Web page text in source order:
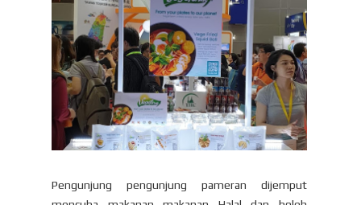
Pengunjung pengunjung pameran dijemput